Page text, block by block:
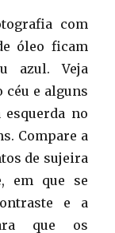
com
óleo ficam
azul. Veja
e alguns
no
Compare a
de sujeira
em que se
e a
que os